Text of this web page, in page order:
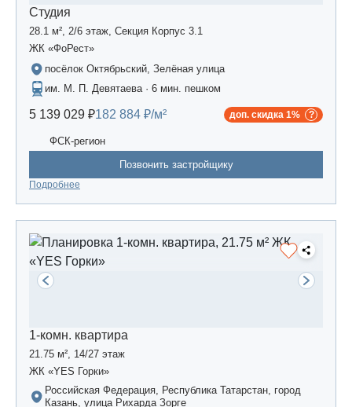
Студия
28.1 м², 2/6 этаж, Секция Корпус 3.1
ЖК «ФоРест»
посёлок Октябрьский, Зелёная улица
им. М. П. Девятаева · 6 мин. пешком
5 139 029 ₽182 884 ₽/м² доп. скидка 1%
ФСК-регион
Позвонить застройщику
Подробнее
1-комн. квартира
21.75 м², 14/27 этаж
ЖК «YES Горки»
Российская Федерация, Республика Татарстан, город
Казань, улица Рихарда Зорге